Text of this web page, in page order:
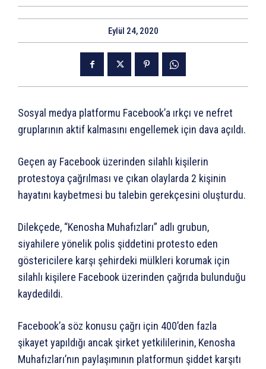
Eylül 24, 2020
Sosyal medya platformu Facebook’a ırkçı ve nefret
gruplarının aktif kalmasını engellemek için dava açıldı.
Geçen ay Facebook üzerinden silahlı kişilerin
protestoya çağrılması ve çıkan olaylarda 2 kişinin
hayatını kaybetmesi bu talebin gerekçesini oluşturdu.
Dilekçede, “Kenosha Muhafızları” adlı grubun,
siyahilere yönelik polis şiddetini protesto eden
göstericilere karşı şehirdeki mülkleri korumak için
silahlı kişilere Facebook üzerinden çağrıda bulunduğu
kaydedildi.
Facebook’a söz konusu çağrı için 400’den fazla
şikayet yapıldığı ancak şirket yetkililerinin, Kenosha
Muhafızları’nın paylaşımının platformun şiddet karşıtı